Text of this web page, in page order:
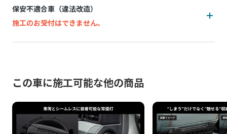
算となります。
施工中に問題が発生した場合は都度お客様と連絡を取りなが
ら対応致しますので、納期が通常以上になる場合がございま
脱着により装着部品が機能しなくなる、部品が劣化等で壊れ
てしまう可能性があります。標準施工以外の装着品の脱着な
どの作業品質の保証はし兼ねます。
お申込み後に、施工をお断りすることになった場合、所定の
追加費用(工賃・部品代)が発生する可能性がございます。
ないためです。
ら対応致しますので、納期が通常以上になる場合がございま
す。
保安不適合車（違法改造）
施工のお受付はできません。
例：灯火類・シート・窓ガラス・ドアミラー・スポイラーなど
保安基準不適合車の例を確認する
この車に施工可能な他の商品